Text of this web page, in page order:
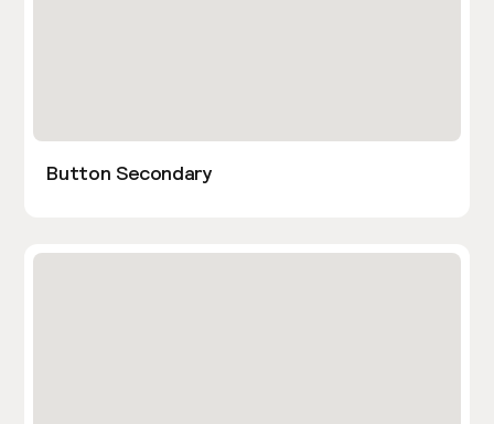
Button Secondary